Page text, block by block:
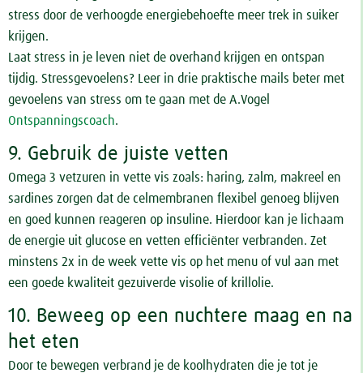
stress door de verhoogde energiebehoefte meer trek in suiker
krijgen.
Laat stress in je leven niet de overhand krijgen en ontspan
tijdig. Stressgevoelens? Leer in drie praktische mails beter met
gevoelens van stress om te gaan met de A.Vogel
Ontspanningscoach.
9. Gebruik de juiste vetten
Omega 3 vetzuren in vette vis zoals: haring, zalm, makreel en
sardines zorgen dat de celmembranen flexibel genoeg blijven
en goed kunnen reageren op insuline. Hierdoor kan je lichaam
de energie uit glucose en vetten efficiënter verbranden. Zet
minstens 2x in de week vette vis op het menu of vul aan met
een goede kwaliteit gezuiverde visolie of krillolie.
10. Beweeg op een nuchtere maag en na
het eten
Door te bewegen verbrand je de koolhydraten die je tot je